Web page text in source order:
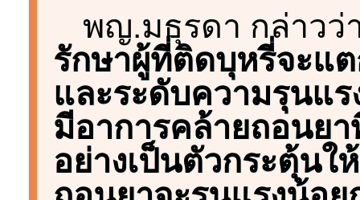
พญ.มธุรดา กล่าวว่
รักษาผู้ที่ติดบุหรี่จะแ
และระดับความรุนแ
มีอาการคล้ายถอนยา
อย่างเป็นตัวกระตุ้นใ